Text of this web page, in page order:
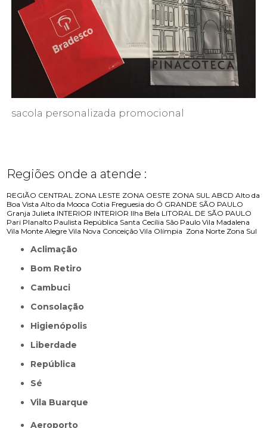
sacola personalizada promocional
Regiões onde a atende :
REGIÃO CENTRAL ZONA LESTE ZONA OESTE ZONA SUL ABCD Alto da
Boa Vista Alto da Mooca Cotia Freguesia do Ó GRANDE SÃO PAULO
Granja Julieta INTERIOR INTERIOR Ilha Bela LITORAL DE SÃO PAULO
Pari Planalto Paulista República Santa Cecília São Paulo Vila Madalena
Vila Monte Alegre Vila Nova Conceição Vila Olímpia Zona Norte Zona Sul
Aclimação
Bom Retiro
Cambuci
Consolação
Higienópolis
Liberdade
República
Sé
Vila Buarque
Aeroporto